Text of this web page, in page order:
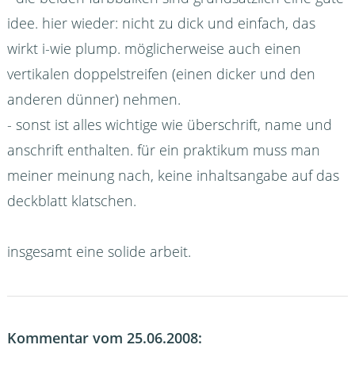
idee. hier wieder: nicht zu dick und einfach, das
wirkt i-wie plump. möglicherweise auch einen
vertikalen doppelstreifen (einen dicker und den
anderen dünner) nehmen.
- sonst ist alles wichtige wie überschrift, name und
anschrift enthalten. für ein praktikum muss man
meiner meinung nach, keine inhaltsangabe auf das
deckblatt klatschen.
insgesamt eine solide arbeit.
Kommentar vom 25.06.2008: